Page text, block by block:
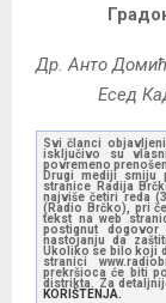
Др. Анто Домић
Есед
Svi članci
isključivo su
povremeno
Drugi mediji smiju
stranice Radija
najviše četiri reda
(Radio Brčko), pri
tekst na web
postignut
nastojanju da
Ukoliko se bilo koji
stranici
prekršioca će biti
distrikta. Za
KORIŠTENJA.